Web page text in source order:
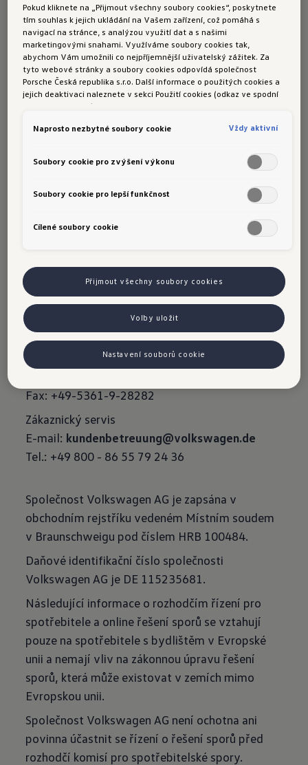
Hans Dieter Pötsch
Předseda představenstva:
Oliver Blume
Představenstvo:
Arno Antlitz
Ralf Brandstätter
Gernot Döllner
Manfred Döss
Hauke Stars
Poštovní adresa:
Berliner Ring 2, 38440 Wolfsburg, Deutschland
Tel.: +49-5361-9-0
Fax: +49-5361-9-28282
Zákaznický servis
E-mail: kundenbetreuung@volkswagen.de
Tel.: +49 800 - 86 55 79 24 36
Společnost Volkswagen AG je zapsána v
obchodním rejstříku vedeném Místním soudem
v Braunschweigu pod číslem HRB 100484.
Daňové identifikační číslo společnosti
Volkswagen AG je DE 115235681.
Následující informace o rozhodčím řízení pro
spotřebitele a online řešení sporů se vztahují
pouze na spotřebitele s bydlištěm v Evropské
unii a nemají vliv na zákonnou úpravu řešení
sporů, která může existovat v zemích mimo
Evropskou unii.
Společnost Volkswagen AG není ochotna ani
povinna účastnit se řízení o řešení sporů před
rozhodčí komisí pro spotřebitelské spory.
Pokud kliknete na „Přijmout všechny soubory cookies“, poskytnete
tím souhlas k jejich ukládání na Vašem zařízení, což pomáhá s
navigací na stránce, s analýzou využití dat a s našimi
marketingovými snahami. Využíváme soubory cookies tak,
abychom Vám umožnili co nejpříjemnější uživatelský zážitek. Za
tyto webové stránky a soubory cookies odpovídá společnost
Porsche Česká republika s.r.o. Další informace o použitých cookies a
jejich deaktivaci naleznete v sekci Použití cookies (odkaz ve spodní
části této stránky).
Naprosto nezbytné soubory cookie Vždy aktivní
Soubory cookie pro zvýšení výkonu
Soubory cookie pro lepší funkčnost
Cílené soubory cookie
Přijmout všechny soubory cookies
Volby uložit
Nastavení souborů cookie